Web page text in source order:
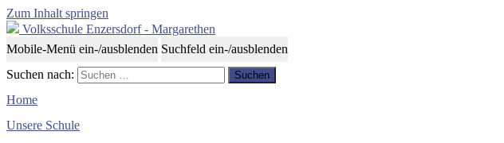
Zum Inhalt springen
Volksschule Enzersdorf - Margarethen
Mobile-Menü ein-/ausblenden Suchfeld ein-/ausblenden
Suchen nach:
Home
Unsere Schule